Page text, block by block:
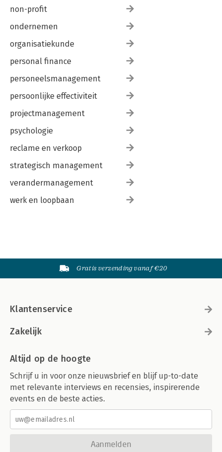
non-profit
ondernemen
organisatiekunde
personal finance
personeelsmanagement
persoonlijke effectiviteit
projectmanagement
psychologie
reclame en verkoop
strategisch management
verandermanagement
werk en loopbaan
Gratis verzending vanaf €20
Klantenservice
Zakelijk
Altijd op de hoogte
Schrijf u in voor onze nieuwsbrief en blijf up-to-date
met relevante interviews en recensies, inspirerende
events en de beste acties.
Aanmelden